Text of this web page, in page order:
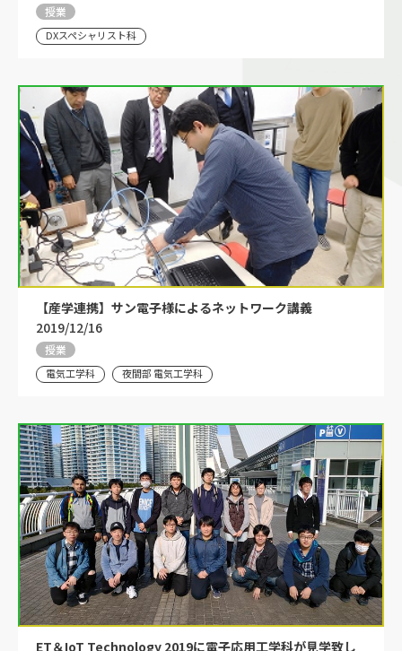
授業
DXスペシャリスト科
【産学連携】サン電子様によるネットワーク講義
2019/12/16
授業
電気工学科 夜間部 電気工学科
ET＆IoT Technology 2019に電子応用工学科が見学致し